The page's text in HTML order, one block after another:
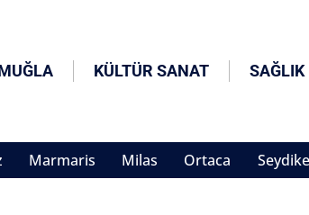
KÜLTÜR SANAT SAĞLIK
Marmaris Milas Ortaca